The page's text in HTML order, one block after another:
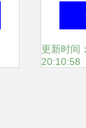
软
荡，
更新时间
20:10:58